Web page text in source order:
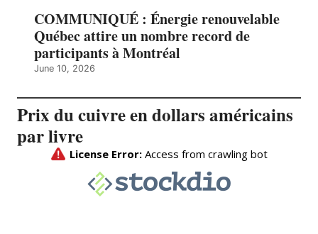
COMMUNIQUÉ : Énergie renouvelable
Québec attire un nombre record de
participants à Montréal
June 10, 2026
Prix du cuivre en dollars américains
par livre